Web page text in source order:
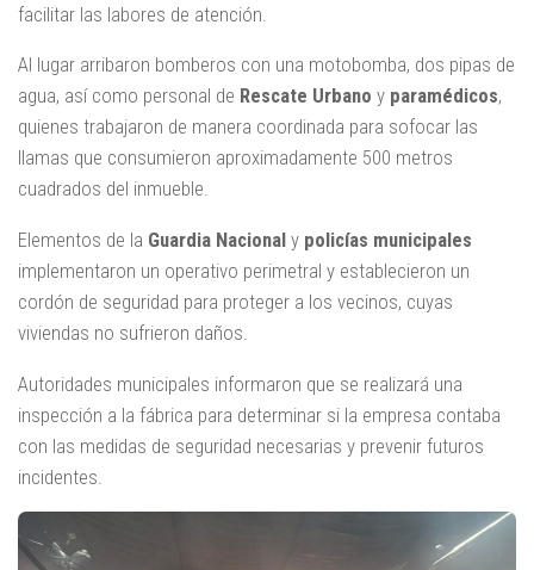
facilitar las labores de atención.
Al lugar arribaron bomberos con una motobomba, dos pipas de
agua, así como personal de Rescate Urbano y paramédicos,
quienes trabajaron de manera coordinada para sofocar las
llamas que consumieron aproximadamente 500 metros
cuadrados del inmueble.
Elementos de la Guardia Nacional y policías municipales
implementaron un operativo perimetral y establecieron un
cordón de seguridad para proteger a los vecinos, cuyas
viviendas no sufrieron daños.
Autoridades municipales informaron que se realizará una
inspección a la fábrica para determinar si la empresa contaba
con las medidas de seguridad necesarias y prevenir futuros
incidentes.